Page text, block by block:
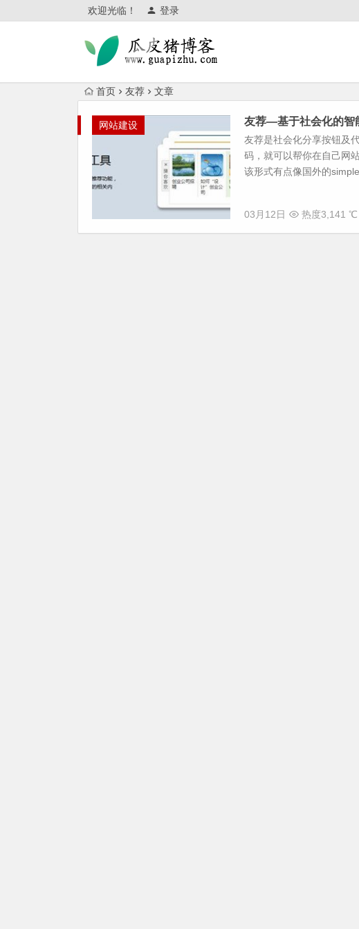
欢迎光临！ 登录
首页 友荐 文章
网站建设 友荐—基于社会化的智
友荐是社会化分享按钮及
码，就可以帮你在自己网
该形式有点像国外的
03月12日 热度3,141 ℃